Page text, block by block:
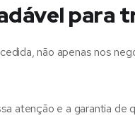
para
não apenas nos
atenção e a garantia de